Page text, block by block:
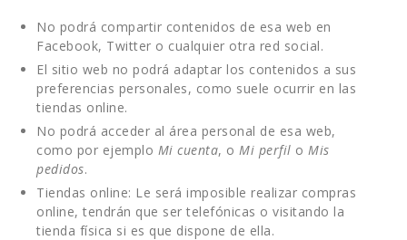
No podrá compartir contenidos de esa web en
Facebook, Twitter o cualquier otra red social.
El sitio web no podrá adaptar los contenidos a sus
preferencias personales, como suele ocurrir en las
tiendas online.
No podrá acceder al área personal de esa web,
como por ejemplo Mi cuenta, o Mi perfil o Mis
pedidos.
Tiendas online: Le será imposible realizar compras
online, tendrán que ser telefónicas o visitando la
tienda física si es que dispone de ella.